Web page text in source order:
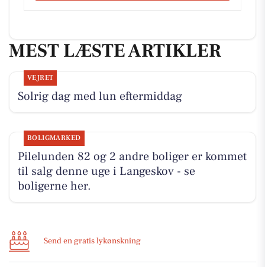
MEST LÆSTE ARTIKLER
VEJRET
Solrig dag med lun eftermiddag
BOLIGMARKED
Pilelunden 82 og 2 andre boliger er kommet
til salg denne uge i Langeskov - se
boligerne her.
Send en gratis lykønskning